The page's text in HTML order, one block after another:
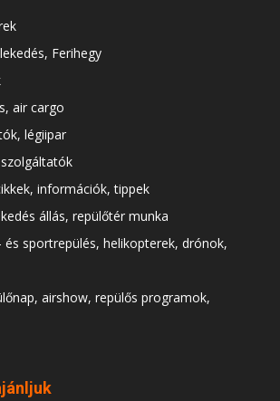
Ferihegy
air cargo
légiipar
információk, tippek
állás, repülőtér munka
és sportrepülés, helikopterek, drónok,
airshow, repülős programok,